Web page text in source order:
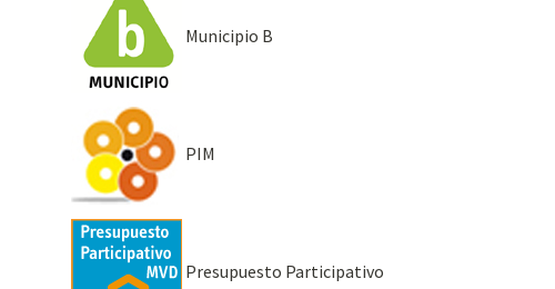
Municipio B
PIM
Presupuesto Participativo